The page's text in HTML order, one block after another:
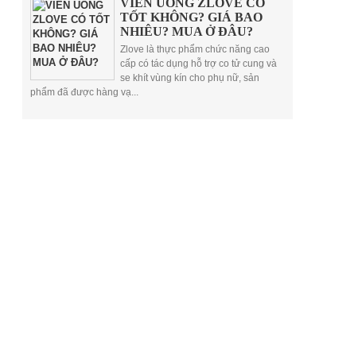
VIÊN UỐNG ZLOVE CÓ
TỐT KHÔNG? GIÁ BAO
NHIÊU? MUA Ở ĐÂU?
Zlove là thực phẩm chức năng cao
cấp có tác dụng hỗ trợ co tử cung và
se khít vùng kín cho phụ nữ, sản
phẩm đã được hàng vạ...